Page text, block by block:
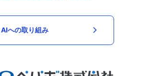
AIへの取り組み